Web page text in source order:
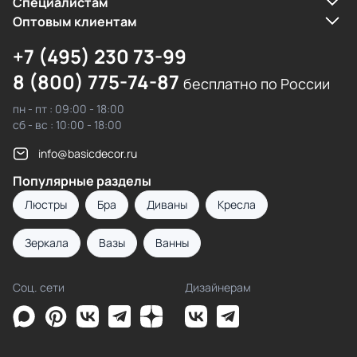
Оптовым клиентам
+7 (495) 230 73-99
8 (800) 775-74-87 бесплатно по России
пн - пт : 09:00 - 18:00
сб - вс : 10:00 - 18:00
info@basicdecor.ru
Популярные разделы
Люстры Бра Диваны Кресла
Зеркала Вазы Ванны
Соц. сети Дизайнерам